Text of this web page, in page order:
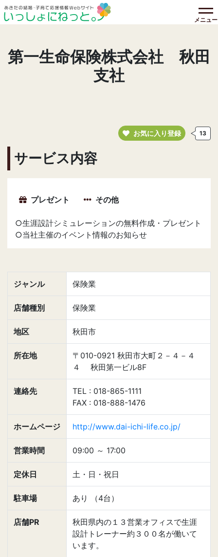
メニュー
第一生命保険株式会社 秋田
支社
お気に入り登録 13
サービス内容
プレゼント その他
○生涯設計シミュレーションの無料作成・プレゼント
○当社主催のイベント情報のお知らせ
ジャンル 保険業
店舗種別 保険業
地区 秋田市
所在地
〒010-0921 秋田市大町２－４－４
４ 秋田第一ビル8F
連絡先
TEL : 018-865-1111
FAX : 018-888-1476
ホームページ http://www.dai-ichi-life.co.jp/
営業時間 09:00 ～ 17:00
定休日 土・日・祝日
駐車場 あり （4台）
店舗PR
秋田県内の１３営業オフィスで生涯
設計トレーナー約３００名が働いて
います。